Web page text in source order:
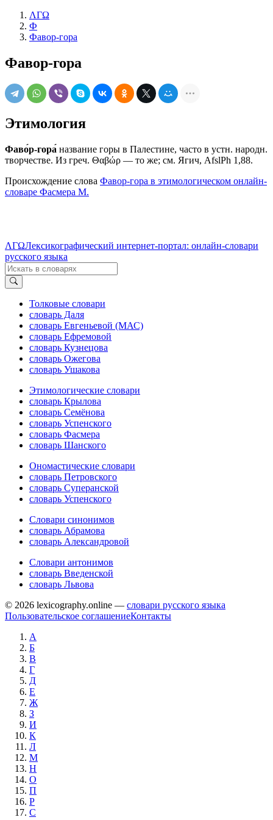
ΛΓΩ
Ф
Фавор-гора
Фавор-гора
Этимология
Фаво́р-гора́ название горы в Палестине, часто в устн. народн.
творчестве. Из греч. Θαβώρ — то же; см. Ягич, AfslPh 1,88.
Происхождение слова Фавор-гора в этимологическом онлайн-
словаре Фасмера М.
ΛΓΩЛексикографический интернет-портал: онлайн-словари
русского языка
Толковые словари
словарь Даля
словарь Евгеньевой (МАС)
словарь Ефремовой
словарь Кузнецова
словарь Ожегова
словарь Ушакова
Этимологические словари
словарь Крылова
словарь Семёнова
словарь Успенского
словарь Фасмера
словарь Шанского
Ономастические словари
словарь Петровского
словарь Суперанской
словарь Успенского
Словари синонимов
словарь Абрамова
словарь Александровой
Словари антонимов
словарь Введенской
словарь Львова
© 2026 lexicography.online — словари русского языка
Пользовательское соглашениеКонтакты
А
Б
В
Г
Д
Е
Ж
З
И
К
Л
М
Н
О
П
Р
С